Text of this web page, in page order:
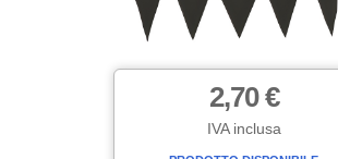
2,70 €
IVA inclusa